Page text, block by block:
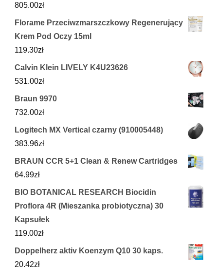
805.00zł
Florame Przeciwzmarszczkowy Regenerujący
Krem Pod Oczy 15ml
119.30zł
Calvin Klein LIVELY K4U23626
531.00zł
Braun 9970
732.00zł
Logitech MX Vertical czarny (910005448)
383.96zł
BRAUN CCR 5+1 Clean & Renew Cartridges
64.99zł
BIO BOTANICAL RESEARCH Biocidin
Proflora 4R (Mieszanka probiotyczna) 30
Kapsułek
119.00zł
Doppelherz aktiv Koenzym Q10 30 kaps.
20.42zł